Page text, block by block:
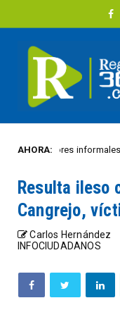
AHORA:informales
Resulta ileso
Cangrejo,
Carlos Hernández
INFOCIUDADANOS